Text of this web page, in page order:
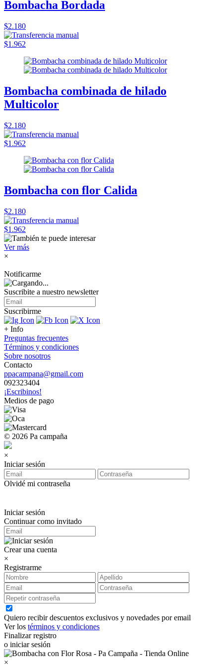
Bombacha Bordada
$2.180
$1.962
Bombacha combinada de hilado
Multicolor
$2.180
$1.962
Bombacha con flor Calida
$2.180
$1.962
Ver más
×
Notificarme
Suscribite a nuestro newsletter
Suscribirme
+ Info
Preguntas frecuentes
Términos y condiciones
Sobre nosotros
Contacto
ppacampana@gmail.com
092323404
¡Escribinos!
Medios de pago
© 2026 Pa campaña
×
Iniciar sesión
Olvidé mi contraseña
Iniciar sesión
Continuar como invitado
Crear una cuenta
×
Registrarme
Quiero recibir descuentos exclusivos y novedades por email
Ver los términos y condiciones
Finalizar registro
o iniciar sesión
×